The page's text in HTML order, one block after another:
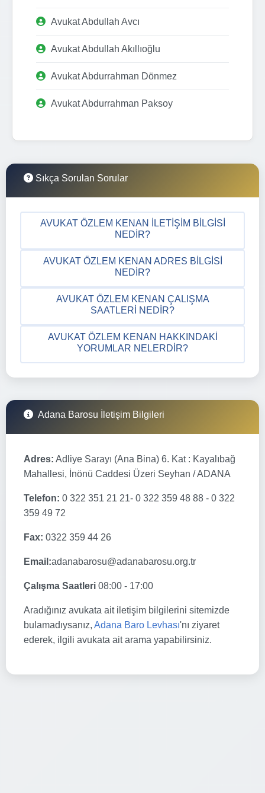
Avukat Abdullah Avcı
Avukat Abdullah Akıllıoğlu
Avukat Abdurrahman Dönmez
Avukat Abdurrahman Paksoy
Sıkça Sorulan Sorular
AVUKAT ÖZLEM KENAN İLETIŞIM BILGISI
NEDIR?
AVUKAT ÖZLEM KENAN ADRES BILGISI
NEDIR?
AVUKAT ÖZLEM KENAN ÇALIŞMA
SAATLERI NEDIR?
AVUKAT ÖZLEM KENAN HAKKINDAKI
YORUMLAR NELERDIR?
Adana Barosu İletişim Bilgileri
Adres: Adliye Sarayı (Ana Bina) 6. Kat : Kayalıbağ
Mahallesi, İnönü Caddesi Üzeri Seyhan / ADANA
Telefon: 0 322 351 21 21- 0 322 359 48 88 - 0 322
359 49 72
Fax: 0322 359 44 26
Email:adanabarosu@adanabarosu.org.tr
Çalışma Saatleri 08:00 - 17:00
Aradığınız avukata ait iletişim bilgilerini sitemizde
bulamadıysanız, Adana Baro Levhası'nı ziyaret
ederek, ilgili avukata ait arama yapabilirsiniz.